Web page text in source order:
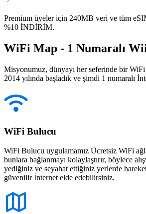
Premium üyeler için 240MB veri ve tüm
%10 İNDİRİM.
WiFi Map - 1 Numaralı
Misyonumuz, dünyayı her seferinde bir WiFi
2014 yılında başladık ve şimdi 1 numaralı
WiFi Bulucu
WiFi Bulucu uygulamamız Ücretsiz WiFi
bunlara bağlanmayı kolaylaştırır, böylece
yediğiniz ve seyahat ettiğiniz yerlerde
güvenilir İnternet elde edebilirsiniz.